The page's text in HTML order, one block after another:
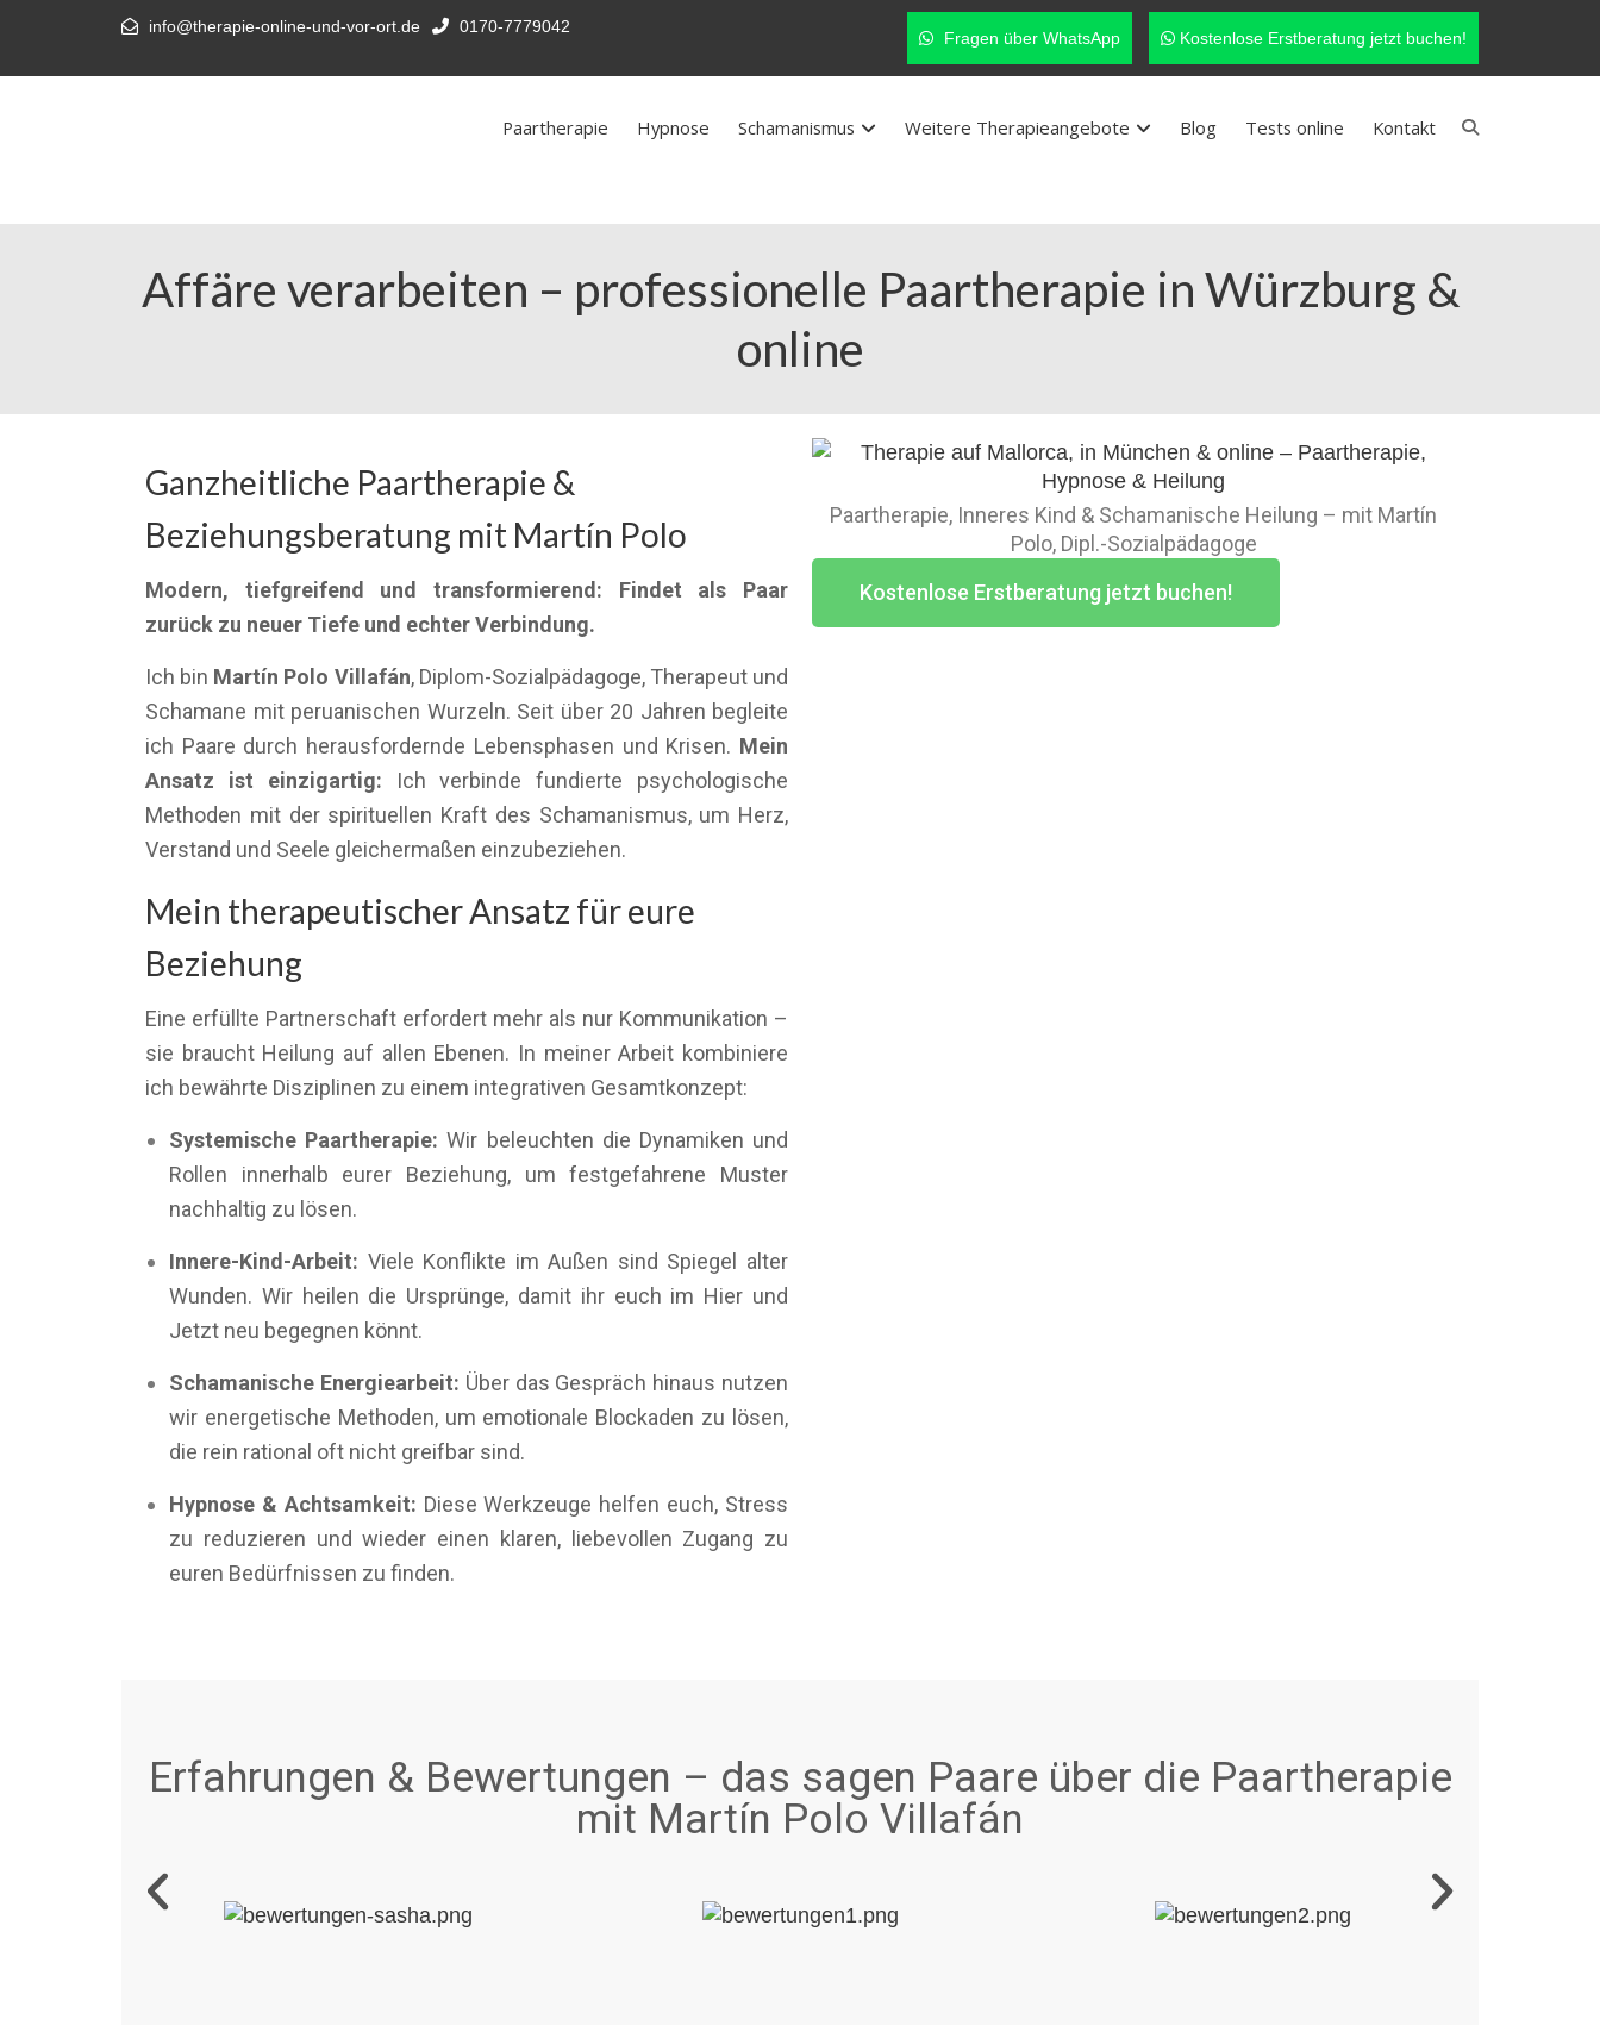
info@therapie-online-und-vor-ort.de 0170-7779042
Fragen über WhatsApp Kostenlose Erstberatung jetzt buchen!
Paartherapie Hypnose Schamanismus Weitere Therapieangebote Blog Tests online Kontakt
Affäre verarbeiten – professionelle Paartherapie in Würzburg &
online
Ganzheitliche Paartherapie &
Beziehungsberatung mit Martín Polo
Modern, tiefgreifend und transformierend: Findet als Paar
zurück zu neuer Tiefe und echter Verbindung.
Ich bin Martín Polo Villafán, Diplom-Sozialpädagoge, Therapeut und
Schamane mit peruanischen Wurzeln. Seit über 20 Jahren begleite
ich Paare durch herausfordernde Lebensphasen und Krisen. Mein
Ansatz ist einzigartig: Ich verbinde fundierte psychologische
Methoden mit der spirituellen Kraft des Schamanismus, um Herz,
Verstand und Seele gleichermaßen einzubeziehen.
Mein therapeutischer Ansatz für eure
Beziehung
Eine erfüllte Partnerschaft erfordert mehr als nur Kommunikation –
sie braucht Heilung auf allen Ebenen. In meiner Arbeit kombiniere
ich bewährte Disziplinen zu einem integrativen Gesamtkonzept:
Systemische Paartherapie: Wir beleuchten die Dynamiken und
Rollen innerhalb eurer Beziehung, um festgefahrene Muster
nachhaltig zu lösen.
Innere-Kind-Arbeit: Viele Konflikte im Außen sind Spiegel alter
Wunden. Wir heilen die Ursprünge, damit ihr euch im Hier und
Jetzt neu begegnen könnt.
Schamanische Energiearbeit: Über das Gespräch hinaus nutzen
wir energetische Methoden, um emotionale Blockaden zu lösen,
die rein rational oft nicht greifbar sind.
Hypnose & Achtsamkeit: Diese Werkzeuge helfen euch, Stress
zu reduzieren und wieder einen klaren, liebevollen Zugang zu
euren Bedürfnissen zu finden.
Paartherapie, Inneres Kind & Schamanische Heilung – mit Martín
Polo, Dipl.-Sozialpädagoge
Kostenlose Erstberatung jetzt buchen!
Erfahrungen & Bewertungen – das sagen Paare über die Paartherapie
mit Martín Polo Villafán